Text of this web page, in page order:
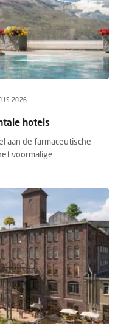
2026
hotels
aan de farmaceutische
voormalige